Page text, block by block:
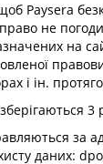
Paysera
не
на
і ін.
за
даних: